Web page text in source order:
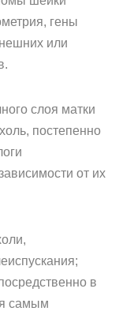
гены
или
слоя матки
постепенно
от их
в
самым